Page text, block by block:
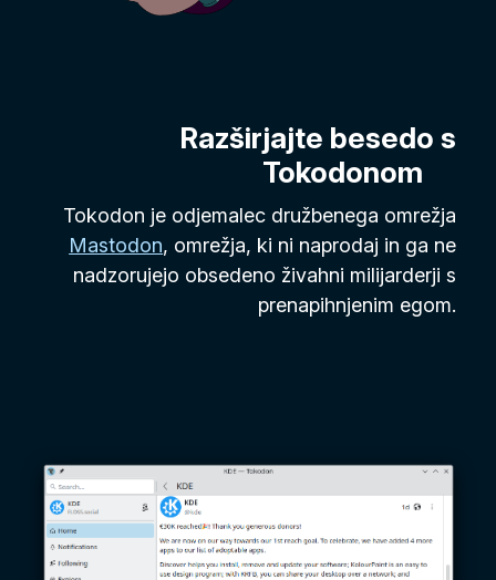
Razširjajte besedo s
Tokodonom
Tokodon je odjemalec družbenega omrežja
Mastodon, omrežja, ki ni naprodaj in ga ne
nadzorujejo obsedeno živahni milijarderji s
prenapihnjenim egom.